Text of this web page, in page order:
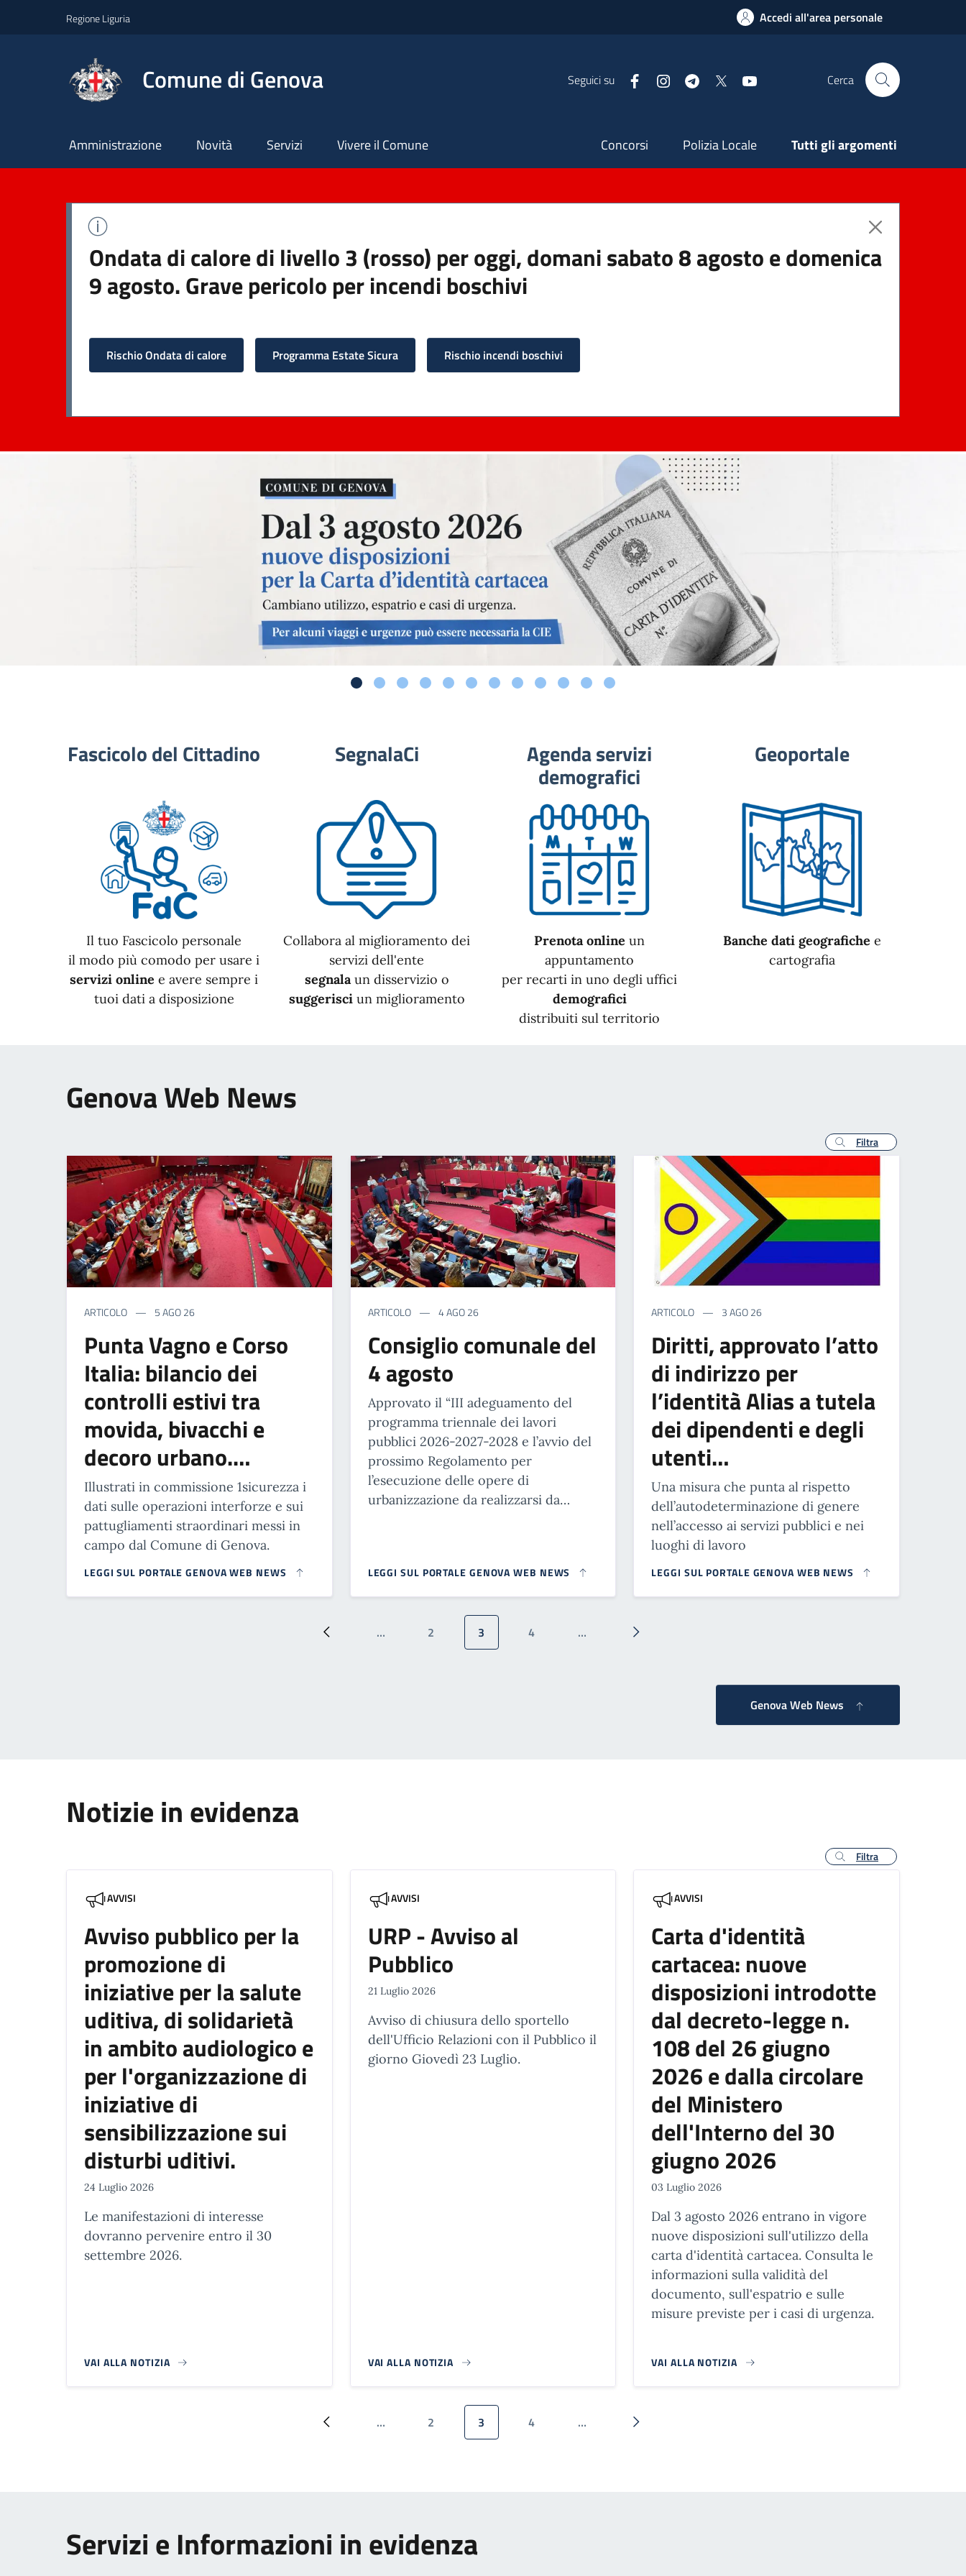
Regione Liguria Accedi all'area personale
Comune di Genova Seguici su FacebookInstagramTelegram Cerca
Principale
Amministrazione Novità Servizi Vivere il Comune Secondaria
Concorsi Polizia Locale Tutti gli argomenti
Ondata di calore di livello 3 (rosso) per oggi, domani sabato 8 agosto e domenica
9 agosto. Grave pericolo per incendi boschivi
Rischio Ondata di calore Programma Estate Sicura Rischio incendi boschivi
Fascicolo del Cittadino
Il tuo Fascicolo personale
il modo più comodo per usare i
servizi online e avere sempre i
tuoi dati a disposizione
SegnalaCi
Collabora al miglioramento dei
servizi dell'ente
segnalaun disservizio o
suggerisciun miglioramento
Agenda servizi
demografici
Prenota online un
appuntamento
per recarti in uno degli uffici
demografici
distribuiti sul territorio
Geoportale
Banche dati geografiche e
cartografia
Genova Web News
Filtra
ARTICOLO 5 AGO 26
Punta Vagno e Corso
Italia: bilancio dei
controlli estivi tra
movida, bivacchi e
decoro urbano.…
Illustrati in commissione 1sicurezza i
dati sulle operazioni interforze e sui
pattugliamenti straordinari messi in
campo dal Comune di Genova.
LEGGI SUL PORTALE GENOVA WEB NEWS
ARTICOLO 4 AGO 26
Consiglio comunale del
4 agosto
Approvato il “III adeguamento del
programma triennale dei lavori
pubblici 2026-2027-2028 e l’avvio del
prossimo Regolamento per
l’esecuzione delle opere di
urbanizzazione da realizzarsi da…
LEGGI SUL PORTALE GENOVA WEB NEWS
ARTICOLO 3 AGO 26
Diritti, approvato l’atto
di indirizzo per
l’identità Alias a tutela
dei dipendenti e degli
utenti…
Una misura che punta al rispetto
dell’autodeterminazione di genere
nell’accesso ai servizi pubblici e nei
luoghi di lavoro
LEGGI SUL PORTALE GENOVA WEB NEWS
Pagina precedente
… Pagina
2 Pagina attuale
3 Pagina
4 … Pagina successiva
Genova Web News
Notizie in evidenza
Filtra
AVVISI
Avviso pubblico per la
promozione di
iniziative per la salute
uditiva, di solidarietà
in ambito audiologico e
per l'organizzazione di
iniziative di
sensibilizzazione sui
disturbi uditivi.
24 Luglio 2026
Le manifestazioni di interesse
dovranno pervenire entro il 30
settembre 2026.
VAI ALLA NOTIZIA
AVVISI
URP - Avviso al
Pubblico
21 Luglio 2026
Avviso di chiusura dello sportello
dell'Ufficio Relazioni con il Pubblico il
giorno Giovedì 23 Luglio.
VAI ALLA NOTIZIA
AVVISI
Carta d'identità
cartacea: nuove
disposizioni introdotte
dal decreto-legge n.
108 del 26 giugno
2026 e dalla circolare
del Ministero
dell'Interno del 30
giugno 2026
03 Luglio 2026
Dal 3 agosto 2026 entrano in vigore
nuove disposizioni sull'utilizzo della
carta d'identità cartacea. Consulta le
informazioni sulla validità del
documento, sull'espatrio e sulle
misure previste per i casi di urgenza.
VAI ALLA NOTIZIA
Pagina precedente
… Pagina
2 Pagina attuale
3 Pagina
4 … Pagina successiva
Servizi e Informazioni in evidenza